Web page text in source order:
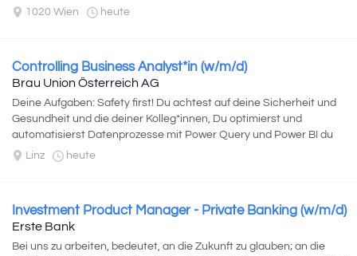
1020 Wien
heute
Controlling Business Analyst*in (w/m/d)
Brau Union Österreich AG
Deine Aufgaben: Safety first! Du achtest auf deine Sicherheit und
Gesundheit und die deiner Kolleg*innen, Du optimierst und
automatisierst Datenprozesse mit Power Query und Power BI du
erkennst manuelle, repetitive...
Linz heute
Investment Product Manager - Private Banking (w/m/d)
Erste Bank
Bei uns zu arbeiten, bedeutet, an die Zukunft zu glauben; an die